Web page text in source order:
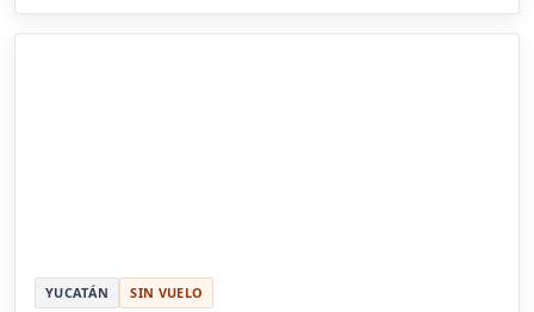
YUCATÁN SIN VUELO